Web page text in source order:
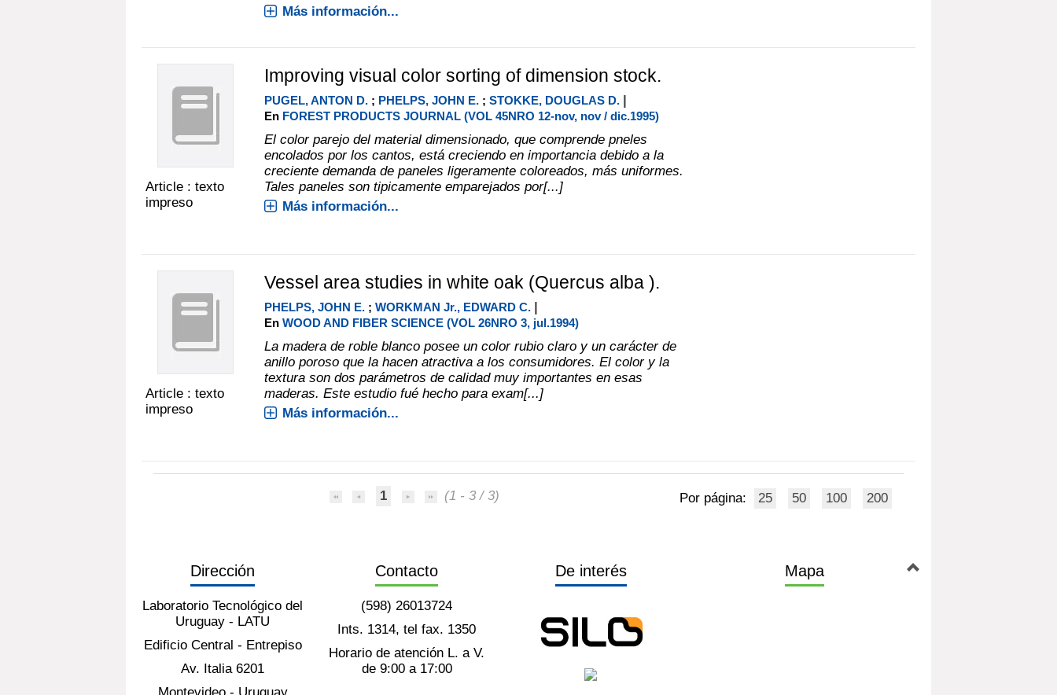
Más información...
Article : texto
impreso
Improving visual color sorting of dimension stock.
PUGEL, ANTON D.; PHELPS, JOHN E.; STOKKE, DOUGLAS D. |
En FOREST PRODUCTS JOURNAL (VOL 45NRO 12-nov, nov / dic.1995)
El color parejo del material dimensionado, que comprende pneles
encolados por los cantos, está creciendo en importancia debido a la
creciente demanda de paneles ligeramente coloreados, más uniformes.
Tales paneles son tipicamente emparejados por[...]
Más información...
Article : texto
impreso
Vessel area studies in white oak (Quercus alba ).
PHELPS, JOHN E.; WORKMAN Jr., EDWARD C. |
En WOOD AND FIBER SCIENCE (VOL 26NRO 3, jul.1994)
La madera de roble blanco posee un color rubio claro y un carácter de
anillo poroso que la hacen atractiva a los consumidores. El color y la
textura son dos parámetros de calidad muy importantes en esas
maderas. Este estudio fué hecho para exam[...]
Más información...
1 (1 - 3 / 3) Por página: 25 50 100 200
Dirección
Laboratorio Tecnológico del
Uruguay - LATU
Edificio Central - Entrepiso
Av. Italia 6201
Contacto
(598) 26013724
Ints. 1314, tel fax. 1350
Horario de atención L. a V.
de 9:00 a 17:00
De interés Mapa